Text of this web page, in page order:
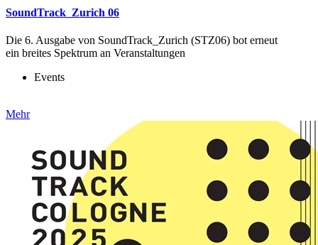
SoundTrack_Zurich 06
Die 6. Ausgabe von SoundTrack_Zurich (STZ06) bot erneut
ein breites Spektrum an Veranstaltungen
Events
Mehr